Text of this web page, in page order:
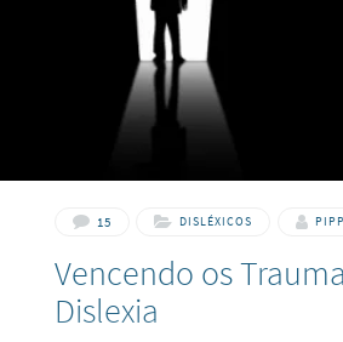
15 DISLÉXICOS
Vencendo os
Dislexia